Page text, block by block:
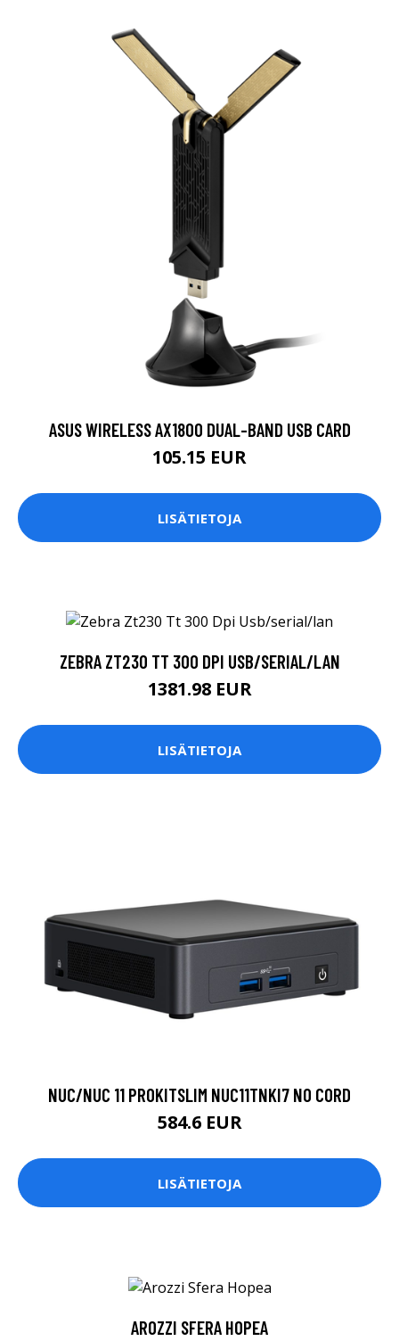
ASUS WIRELESS AX1800 DUAL-BAND USB CARD
105.15 EUR
LISÄTIETOJA
ZEBRA ZT230 TT 300 DPI USB/SERIAL/LAN
1381.98 EUR
LISÄTIETOJA
NUC/NUC 11 PROKITSLIM NUC11TNKI7 NO CORD
584.6 EUR
LISÄTIETOJA
AROZZI SFERA HOPEA